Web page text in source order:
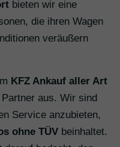
bieten wir eine
die ihren Wagen
veräußern
KFZ Ankauf aller Art
aus. Wir sind
Service anzubieten,
ohne TÜV beinhaltet.